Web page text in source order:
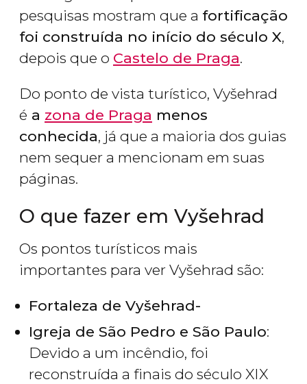
pesquisas mostram que a fortificação
foi construída no início do século X,
depois que o Castelo de Praga.
Do ponto de vista turístico, Vyšehrad
é a zona de Praga menos
conhecida, já que a maioria dos guias
nem sequer a mencionam em suas
páginas.
O que fazer em Vyšehrad
Os pontos turísticos mais
importantes para ver Vyšehrad são:
Fortaleza de Vyšehrad-
Igreja de São Pedro e São Paulo:
Devido a um incêndio, foi
reconstruída a finais do século XIX